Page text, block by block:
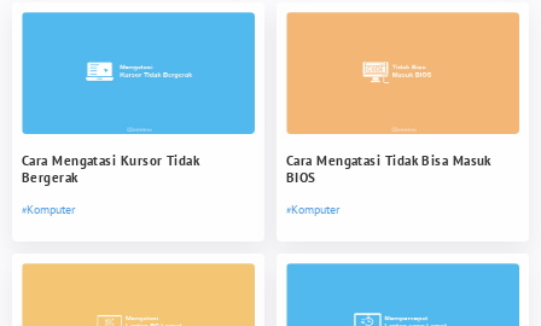
Cara Mengatasi Kursor Tidak
Bergerak
Komputer
Cara Mengatasi Tidak Bisa Masuk
BIOS
Komputer